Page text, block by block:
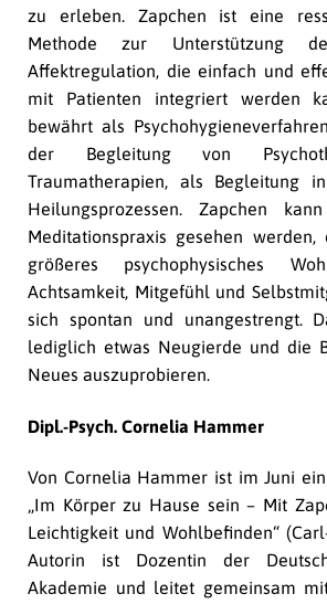
zu erleben. Zapchen ist eine
Methode zur Unterstützung
Affektregulation, die einfach und
mit Patienten integriert werden
bewährt als
der Begleitung von
Traumatherapien, als Begleitung
Heilungsprozessen. Zapchen
Meditationspraxis gesehen
größeres psychophysisches
Achtsamkeit, Mitgefühl und
sich spontan und unangestrengt.
lediglich etwas Neugierde und die
Neues auszuprobieren.
Dipl.-Psych. Cornelia Hammer
Von Cornelia Hammer ist im Juni
„Im Körper zu Hause sein – Mit
Leichtigkeit und Wohlbefinden“
Autorin ist Dozentin der
Akademie und leitet gemeinsam